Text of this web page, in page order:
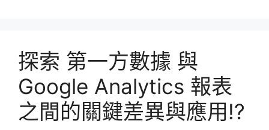
探索 第一方數據 與
Google Analytics 報表
之間的關鍵差異與應用!?